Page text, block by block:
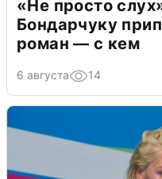
«Не просто
Бондарчуку
роман — с кем
6 августа 14